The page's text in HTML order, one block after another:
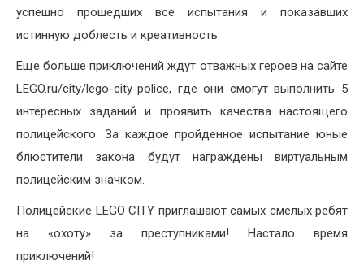
успешно прошедших все испытания и показавших
истинную доблесть и креативность.
Еще больше приключений ждут отважных героев на сайте
LEGO.ru/city/lego-city-police, где они смогут выполнить 5
интересных заданий и проявить качества настоящего
полицейского. За каждое пройденное испытание юные
блюстители закона будут награждены виртуальным
полицейским значком.
Полицейские LEGO CITY приглашают самых смелых ребят
на «охоту» за преступниками! Настало время
приключений!